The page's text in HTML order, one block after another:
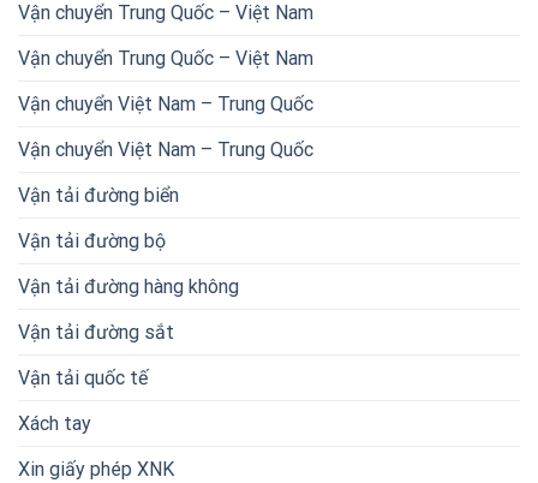
Vận chuyển Trung Quốc – Việt Nam
Vận chuyển Trung Quốc – Việt Nam
Vận chuyển Việt Nam – Trung Quốc
Vận chuyển Việt Nam – Trung Quốc
Vận tải đường biển
Vận tải đường bộ
Vận tải đường hàng không
Vận tải đường sắt
Vận tải quốc tế
Xách tay
Xin giấy phép XNK